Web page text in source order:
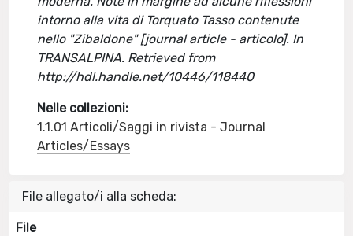
intorno alla vita di Torquato Tasso contenute
nello "Zibaldone" [journal article - articolo]. In
TRANSALPINA. Retrieved from
http://hdl.handle.net/10446/118440
Nelle collezioni:
1.1.01 Articoli/Saggi in rivista - Journal
Articles/Essays
File allegato/i alla scheda:
File